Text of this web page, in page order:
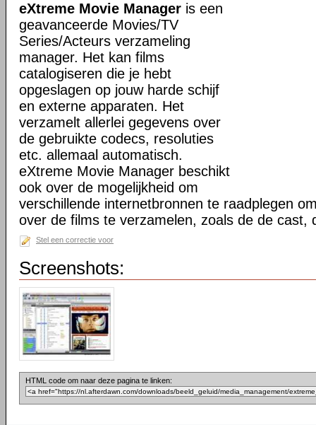
eXtreme Movie Manager is een
geavanceerde Movies/TV
Series/Acteurs verzameling
manager. Het kan films
catalogiseren die je hebt
opgeslagen op jouw harde schijf
en externe apparaten. Het
verzamelt allerlei gegevens over
de gebruikte codecs, resoluties
etc. allemaal automatisch.
eXtreme Movie Manager beschikt
ook over de mogelijkheid om
verschillende internetbronnen te raadplegen
over de films te verzamelen, zoals de de cast,
Stel een correctie voor
Screenshots:
HTML code om naar deze pagina te linken: